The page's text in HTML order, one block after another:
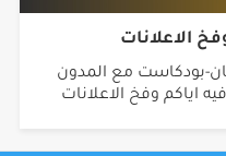
الاعلانات
بودكاست مع المدون
اياكم وفخ الاعلانات